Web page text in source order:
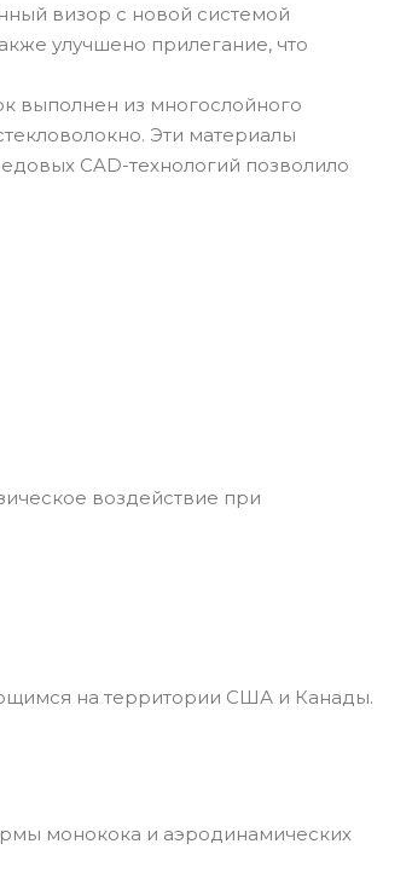
визор с новой системой
улучшено прилегание, что
выполнен из многослойного
Эти материалы
CAD-технологий позволило
воздействие при
на территории США и Канады.
монокока и аэродинамических